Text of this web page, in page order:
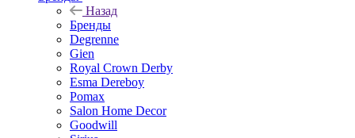
Назад
Бренды
Degrenne
Gien
Royal Crown Derby
Esma Dereboy
Pomax
Salon Home Decor
Goodwill